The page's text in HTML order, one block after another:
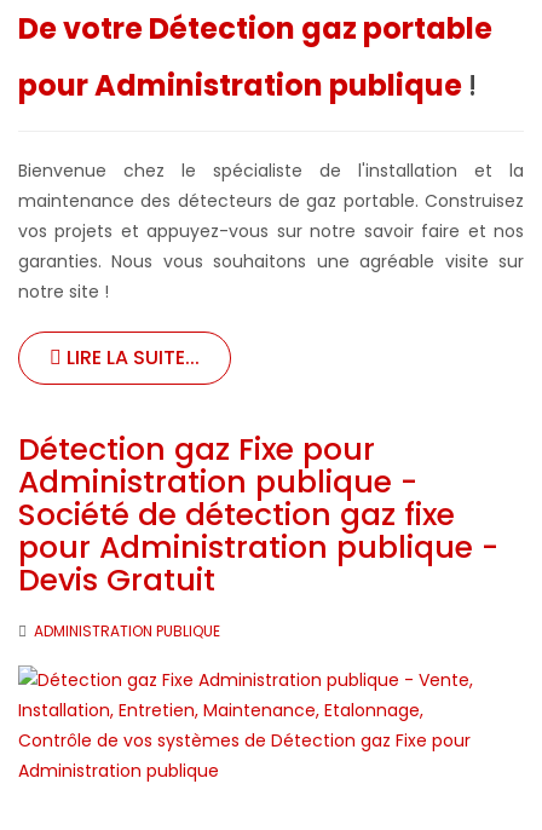
De votre Détection gaz portable
pour Administration publique !
Bienvenue chez le spécialiste de l'installation et la
maintenance des détecteurs de gaz portable. Construisez
vos projets et appuyez-vous sur notre savoir faire et nos
garanties. Nous vous souhaitons une agréable visite sur
notre site !
LIRE LA SUITE...
Détection gaz Fixe pour
Administration publique -
Société de détection gaz fixe
pour Administration publique -
Devis Gratuit
ADMINISTRATION PUBLIQUE